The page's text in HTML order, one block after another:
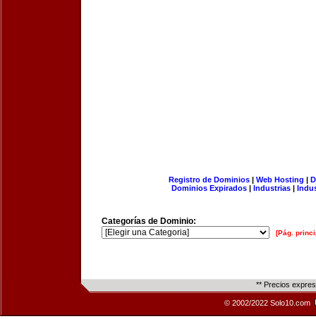
Registro de Dominios| Web Hosting |
Dominios Expirados | Industrias |
Categorías de Dominio:
[Pág.
** Precios
© 2002/2022 Solo10.com